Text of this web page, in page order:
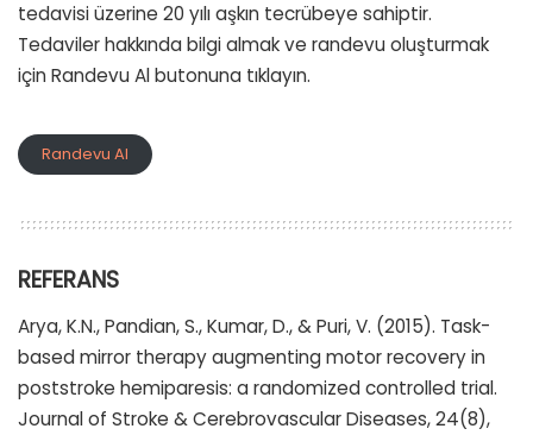
tedavisi üzerine 20 yılı aşkın tecrübeye sahiptir.
Tedaviler hakkında bilgi almak ve randevu oluşturmak
için Randevu Al butonuna tıklayın.
Randevu Al
REFERANS
Arya, K.N., Pandian, S., Kumar, D., & Puri, V. (2015). Task-
based mirror therapy augmenting motor recovery in
poststroke hemiparesis: a randomized controlled trial.
Journal of Stroke & Cerebrovascular Diseases, 24(8),